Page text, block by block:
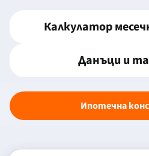
Калкулатор
Данъци и
Ипотечна